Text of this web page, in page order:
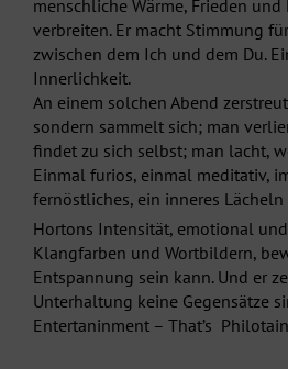
menschliche Wärme, Frieden und
verbreiten. Er macht Stimmung
zwischen dem Ich und dem Du.
Innerlichkeit.
An einem solchen Abend
sondern sammelt sich; man
findet zu sich selbst; man lacht,
Einmal furios, einmal meditativ,
fernöstliches, ein inneres
Hortons Intensität, emotional
Klangfarben und Wortbildern,
Entspannung sein kann. Und er
Unterhaltung keine Gegensätze
Entertaninment – That’s